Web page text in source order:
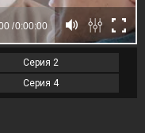
Серия 2
Серия 4